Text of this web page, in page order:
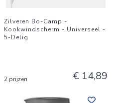
Zilveren Bo-Camp -
Kookwindscherm - Universeel -
5-Delig
2 prijzen € 14,89